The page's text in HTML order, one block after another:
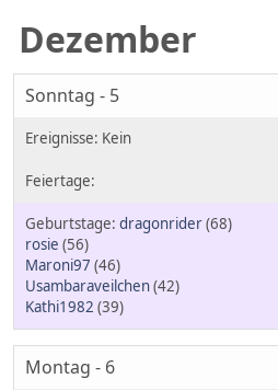
Dezember
Sonntag - 5
dragonrider(68)
rosie (56)
Maroni97 (46)
Usambaraveilchen(42)
Kathi1982 (39)
Montag - 6